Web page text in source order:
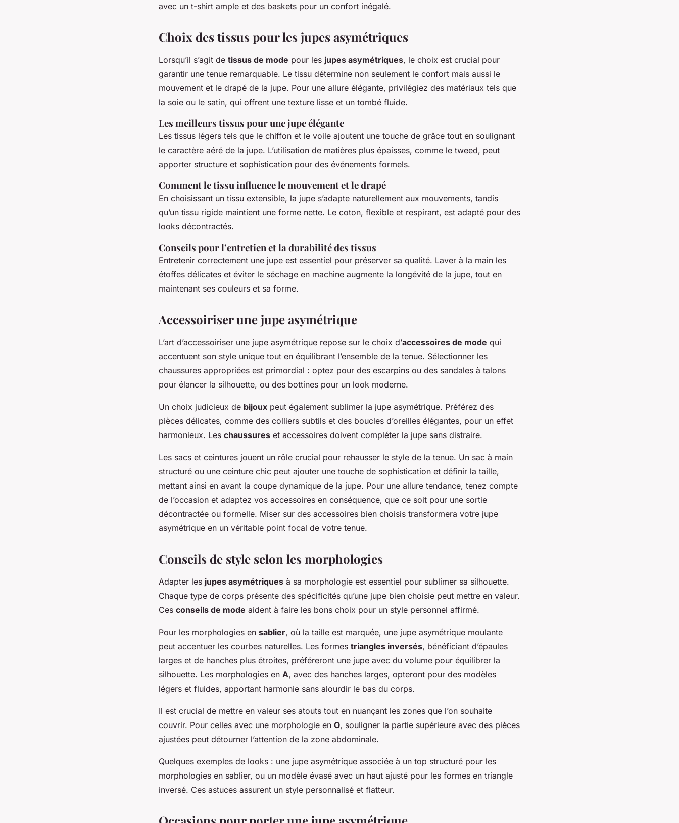
avec un t-shirt ample et des baskets pour un confort inégalé.
Choix des tissus pour les jupes asymétriques
Lorsqu’il s’agit de tissus de mode pour les jupes asymétriques, le choix est crucial pour
garantir une tenue remarquable. Le tissu détermine non seulement le confort mais aussi le
mouvement et le drapé de la jupe. Pour une allure élégante, privilégiez des matériaux tels que
la soie ou le satin, qui offrent une texture lisse et un tombé fluide.
Les meilleurs tissus pour une jupe élégante
Les tissus légers tels que le chiffon et le voile ajoutent une touche de grâce tout en soulignant
le caractère aéré de la jupe. L’utilisation de matières plus épaisses, comme le tweed, peut
apporter structure et sophistication pour des événements formels.
Comment le tissu influence le mouvement et le drapé
En choisissant un tissu extensible, la jupe s’adapte naturellement aux mouvements, tandis
qu’un tissu rigide maintient une forme nette. Le coton, flexible et respirant, est adapté pour des
looks décontractés.
Conseils pour l’entretien et la durabilité des tissus
Entretenir correctement une jupe est essentiel pour préserver sa qualité. Laver à la main les
étoffes délicates et éviter le séchage en machine augmente la longévité de la jupe, tout en
maintenant ses couleurs et sa forme.
Accessoiriser une jupe asymétrique
L’art d’accessoiriser une jupe asymétrique repose sur le choix d’accessoires de mode qui
accentuent son style unique tout en équilibrant l’ensemble de la tenue. Sélectionner les
chaussures appropriées est primordial : optez pour des escarpins ou des sandales à talons
pour élancer la silhouette, ou des bottines pour un look moderne.
Un choix judicieux de bijoux peut également sublimer la jupe asymétrique. Préférez des
pièces délicates, comme des colliers subtils et des boucles d’oreilles élégantes, pour un effet
harmonieux. Les chaussures et accessoires doivent compléter la jupe sans distraire.
Les sacs et ceintures jouent un rôle crucial pour rehausser le style de la tenue. Un sac à main
structuré ou une ceinture chic peut ajouter une touche de sophistication et définir la taille,
mettant ainsi en avant la coupe dynamique de la jupe. Pour une allure tendance, tenez compte
de l’occasion et adaptez vos accessoires en conséquence, que ce soit pour une sortie
décontractée ou formelle. Miser sur des accessoires bien choisis transformera votre jupe
asymétrique en un véritable point focal de votre tenue.
Conseils de style selon les morphologies
Adapter les jupes asymétriques à sa morphologie est essentiel pour sublimer sa silhouette.
Chaque type de corps présente des spécificités qu’une jupe bien choisie peut mettre en valeur.
Ces conseils de mode aident à faire les bons choix pour un style personnel affirmé.
Pour les morphologies en sablier, où la taille est marquée, une jupe asymétrique moulante
peut accentuer les courbes naturelles. Les formes triangles inversés, bénéficiant d’épaules
larges et de hanches plus étroites, préféreront une jupe avec du volume pour équilibrer la
silhouette. Les morphologies en A, avec des hanches larges, opteront pour des modèles
légers et fluides, apportant harmonie sans alourdir le bas du corps.
Il est crucial de mettre en valeur ses atouts tout en nuançant les zones que l’on souhaite
couvrir. Pour celles avec une morphologie en O, souligner la partie supérieure avec des pièces
ajustées peut détourner l’attention de la zone abdominale.
Quelques exemples de looks : une jupe asymétrique associée à un top structuré pour les
morphologies en sablier, ou un modèle évasé avec un haut ajusté pour les formes en triangle
inversé. Ces astuces assurent un style personnalisé et flatteur.